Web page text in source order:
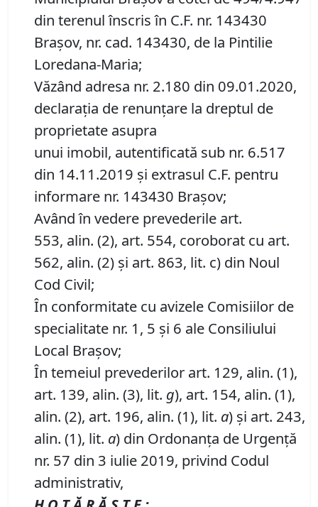
din terenul înscris în C.F. nr. 143430
Brașov, nr. cad. 143430, de la Pintilie
Loredana-Maria;
Văzând adresa nr. 2.180 din 09.01.2020,
declaraţia de renunţare la dreptul de
proprietate asupra
unui imobil, autentificată sub nr. 6.517
din 14.11.2019 și extrasul C.F. pentru
informare nr. 143430 Brașov;
Având în vedere prevederile art.
553, alin. (2), art. 554, coroborat cu art.
562, alin. (2) și art. 863, lit. c) din Noul
Cod Civil;
În conformitate cu avizele Comisiilor de
specialitate nr. 1, 5 și 6 ale Consiliului
Local Brașov;
În temeiul prevederilor art. 129, alin. (1),
art. 139, alin. (3), lit. g), art. 154, alin. (1),
alin. (2), art. 196, alin. (1), lit. a) şi art. 243,
alin. (1), lit. a) din Ordonanța de Urgență
nr. 57 din 3 iulie 2019, privind Codul
administrativ,